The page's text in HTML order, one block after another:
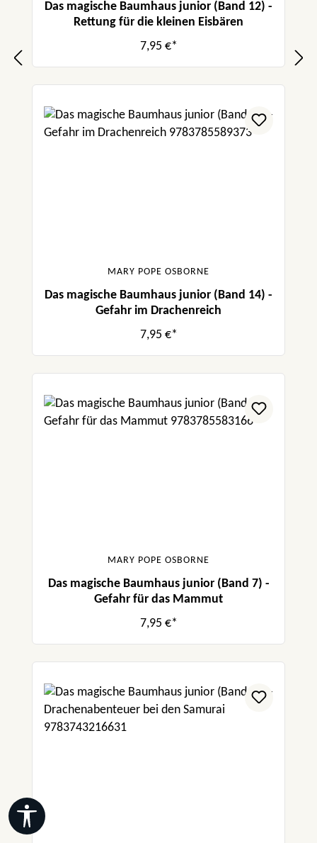
Das magische Baumhaus junior (Band 12) -
Rettung für die kleinen Eisbären
7,95 €*
MARY POPE OSBORNE
Das magische Baumhaus junior (Band 14) -
Gefahr im Drachenreich
7,95 €*
MARY POPE OSBORNE
Das magische Baumhaus junior (Band 7) -
Gefahr für das Mammut
7,95 €*
Werkzeugleiste anzeigen